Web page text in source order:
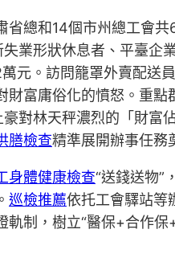
省總和14個市州總工會
失業形狀休息者、平臺企
元。訪問籠罩外賣配送
財富庸俗化的憤怒。重
對林天秤濃烈的「財富佔
膳檢查精準展開辦事任務
身體健康檢查“送錢送物”
巡檢推薦依托工會驛站等
制，樹立“醫保+合作